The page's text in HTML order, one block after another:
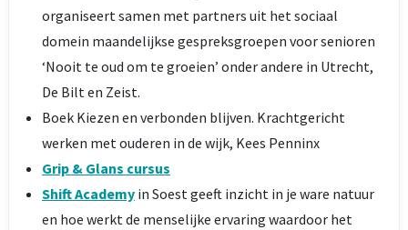
organiseert samen met partners uit het sociaal
domein maandelijkse gespreksgroepen voor senioren
‘Nooit te oud om te groeien’ onder andere in Utrecht,
De Bilt en Zeist.
Boek Kiezen en verbonden blijven. Krachtgericht
werken met ouderen in de wijk, Kees Penninx
Grip & Glans cursus
Shift Academy in Soest geeft inzicht in je ware natuur
en hoe werkt de menselijke ervaring waardoor het